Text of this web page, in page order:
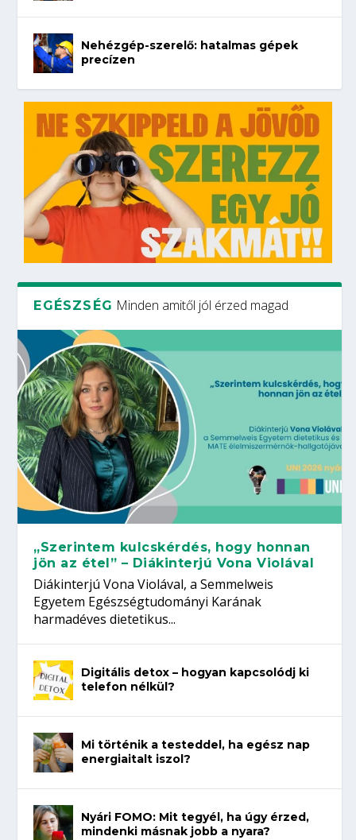
Nehézgép-szerelő: hatalmas gépek
precízen
EGÉSZSÉG Minden amitől jól érzed magad
„Szerintem kulcskérdés, hogy honnan
jön az étel” – Diákinterjú Vona Violával
Diákinterjú Vona Violával, a Semmelweis
Egyetem Egészségtudományi Karának
harmadéves dietetikus...
Digitális detox – hogyan kapcsolódj ki
telefon nélkül?
Mi történik a testeddel, ha egész nap
energiaitalt iszol?
Nyári FOMO: Mit tegyél, ha úgy érzed,
mindenki másnak jobb a nyara?